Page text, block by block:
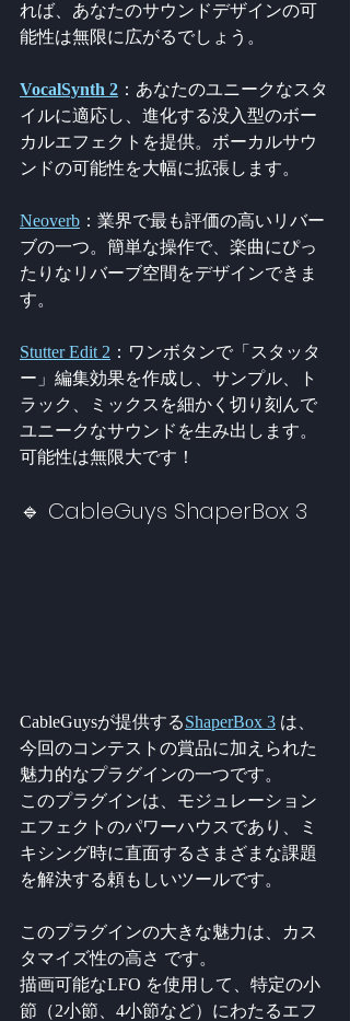
れば、あなたのサウンドデザインの可
能性は無限に広がるでしょう。
VocalSynth 2 ：あなたのユニークなスタ
イルに適応し、進化する没入型のボー
カルエフェクトを提供。ボーカルサウ
ンドの可能性を大幅に拡張します。
Neoverb ：業界で最も評価の高いリバー
ブの一つ。簡単な操作で、楽曲にぴっ
たりなリバーブ空間をデザインできま
す。
Stutter Edit 2 ：ワンボタンで「スタッタ
ー」編集効果を作成し、サンプル、ト
ラック、ミックスを細かく切り刻んで
ユニークなサウンドを生み出します。
可能性は無限大です！
🔹 CableGuys ShaperBox 3
CableGuysが提供するShaperBox 3 は、
今回のコンテストの賞品に加えられた
魅力的なプラグインの一つです。
このプラグインは、モジュレーション
エフェクトのパワーハウスであり、ミ
キシング時に直面するさまざまな課題
を解決する頼もしいツールです。
このプラグインの大きな魅力は、カス
タマイズ性の高さ です。
描画可能なLFO を使用して、特定の小
節（2小節、4小節など）にわたるエフ